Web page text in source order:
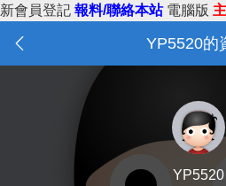
新會員登記 報料/聯絡本站 電腦版
YP5520的
YP5520